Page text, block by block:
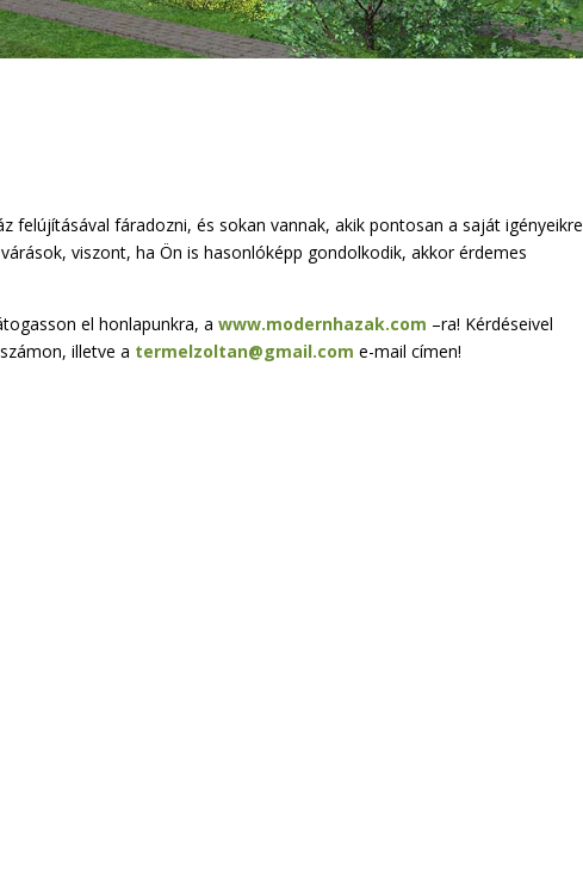
felújításával fáradozni, és sokan vannak, akik pontosan a saját igényeikre
viszont, ha Ön is hasonlóképp gondolkodik, akkor érdemes
el honlapunkra, awww.modernhazak.com –ra! Kérdéseivel
illetve a termelzoltan@gmail.com e-mail címen!